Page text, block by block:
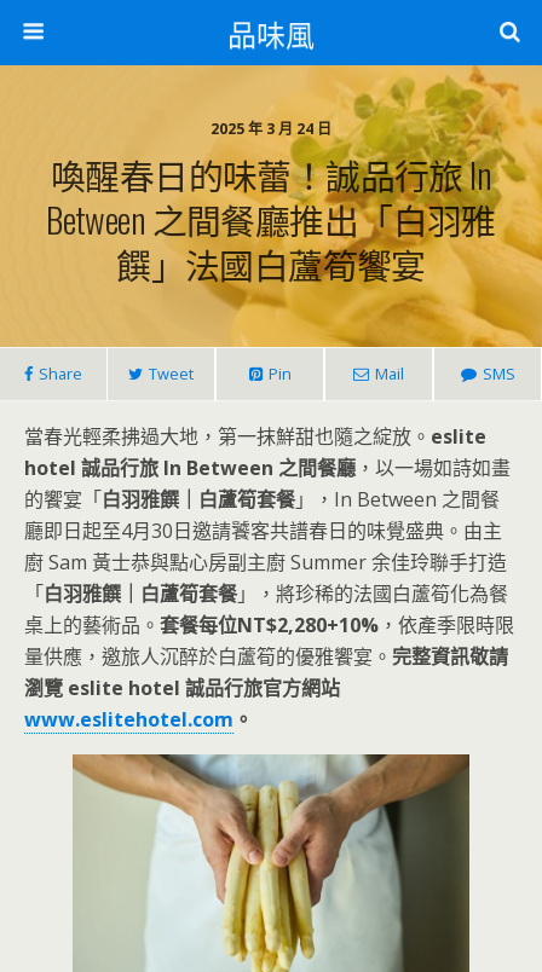
品味風
2025 年 3 月 24 日
喚醒春日的味蕾！誠品行旅 In
Between 之間餐廳推出「白羽雅
饌」法國白蘆筍饗宴
Share Tweet Pin Mail SMS
當春光輕柔拂過大地，第一抹鮮甜也隨之綻放。 eslite
hotel 誠品行旅 In Between 之間餐廳 ，以一場如詩如畫
的饗宴「白羽雅饌｜白蘆筍套餐」，In Between 之間餐
廳即日起至4月30日邀請饕客共譜春日的味覺盛典。由主
廚 Sam 黃士恭與點心房副主廚 Summer 余佳玲聯手打造
「白羽雅饌｜白蘆筍套餐」，將珍稀的法國白蘆筍化為餐
桌上的藝術品。 套餐每位NT$2,280+10% ，依產季限時限
量供應，邀旅人沉醉於白蘆筍的優雅饗宴。 完整資訊敬請
瀏覽 eslite hotel 誠品行旅官方網站
www.eslitehotel.com 。